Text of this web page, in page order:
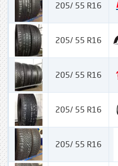
205/ 55 R16
205/ 55 R16
205/ 55 R16
205/ 55 R16
205/ 55 R16